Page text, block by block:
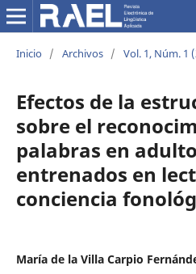
Inicio / Archivos / Vol. 1, Núm. 1
Efectos de la
sobre el
palabras en
entrenados en
conciencia
María de la Villa Carpio